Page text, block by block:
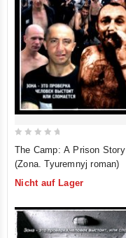
5
The Camp: A Prison Story
(Zona. Tyuremnyj roman)
Nicht auf Lager